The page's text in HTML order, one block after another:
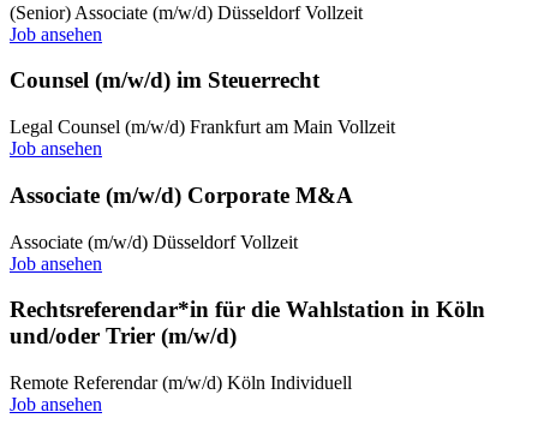
(Senior) Associate (m/w/d) Düsseldorf Vollzeit
Job ansehen
Counsel (m/w/d) im Steuerrecht
Legal Counsel (m/w/d) Frankfurt am Main Vollzeit
Job ansehen
Associate (m/w/d) Corporate M&A
Associate (m/w/d) Düsseldorf Vollzeit
Job ansehen
Rechtsreferendar*in für die Wahlstation in Köln
und/oder Trier (m/w/d)
Remote Referendar (m/w/d) Köln Individuell
Job ansehen